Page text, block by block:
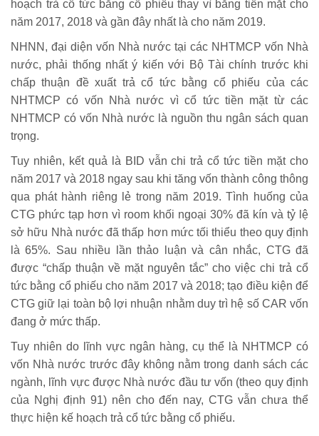
hoạch trả cổ tức bằng cổ phiếu thay vì bằng tiền mặt cho
năm 2017, 2018 và gần đây nhất là cho năm 2019.
NHNN, đại diện vốn Nhà nước tại các NHTMCP vốn Nhà
nước, phải thống nhất ý kiến với Bộ Tài chính trước khi
chấp thuận đề xuất trả cổ tức bằng cổ phiếu của các
NHTMCP có vốn Nhà nước vì cổ tức tiền mặt từ các
NHTMCP có vốn Nhà nước là nguồn thu ngân sách quan
trọng.
Tuy nhiên, kết quả là BID vẫn chi trả cổ tức tiền mặt cho
năm 2017 và 2018 ngay sau khi tăng vốn thành công thông
qua phát hành riêng lẻ trong năm 2019. Tình huống của
CTG phức tạp hơn vì room khối ngoại 30% đã kín và tỷ lệ
sở hữu Nhà nước đã thấp hơn mức tối thiểu theo quy định
là 65%. Sau nhiều lần thảo luận và cân nhắc, CTG đã
được “chấp thuận về mặt nguyên tắc” cho việc chi trả cổ
tức bằng cổ phiếu cho năm 2017 và 2018; tạo điều kiện để
CTG giữ lại toàn bộ lợi nhuận nhằm duy trì hệ số CAR vốn
đang ở mức thấp.
Tuy nhiên do lĩnh vực ngân hàng, cụ thể là NHTMCP có
vốn Nhà nước trước đây không nằm trong danh sách các
ngành, lĩnh vực được Nhà nước đầu tư vốn (theo quy định
của Nghị định 91) nên cho đến nay, CTG vẫn chưa thể
thực hiện kế hoạch trả cổ tức bằng cổ phiếu.